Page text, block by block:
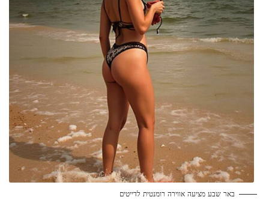
באר שבע מציעה אווירה רומנטית לדייטים